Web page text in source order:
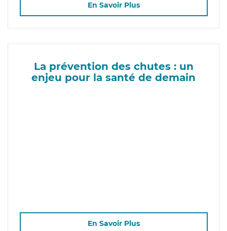
En Savoir Plus
La prévention des chutes : un
enjeu pour la santé de demain
En Savoir Plus